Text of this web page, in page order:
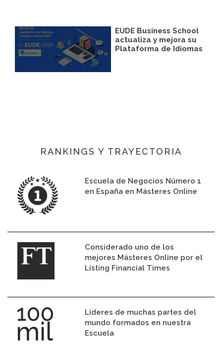
EUDE Business School
actualiza y mejora su
Plataforma de Idiomas
RANKINGS Y TRAYECTORIA
Escuela de Negocios Número 1
en España en Másteres Online
Considerado uno de los
mejores Másteres Online por el
Listing Financial Times
Líderes de muchas partes del
mundo formados en nuestra
Escuela